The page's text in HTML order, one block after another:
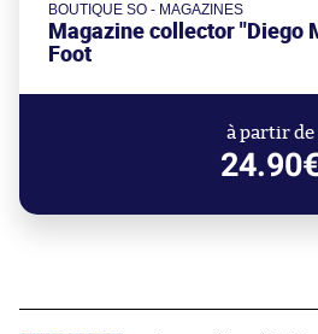
BOUTIQUE SO - MAGAZINES
Magazine collector "Diego
Foot
à partir de